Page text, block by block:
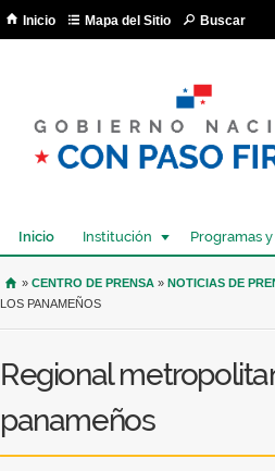
Inicio Mapa del Sitio Buscar
Inicio Institución Programas
USTED SE ENCUENTRA AQUÍ
» CENTRO DE PRENSA » NOTICIAS DE
LOS PANAMEÑOS
Regional
panameños